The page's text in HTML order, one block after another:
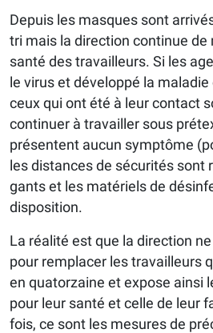
Depuis les masques sont
tri mais la direction continue de
santé des travailleurs. Si les
le virus et développé la
ceux qui ont été à leur contact
continuer à travailler sous
présentent aucun symptôme
les distances de sécurités sont
gants et les matériels de
disposition.
La réalité est que la direction
pour remplacer les travailleurs
en quatorzaine et expose ainsi
pour leur santé et celle de leur
fois, ce sont les mesures de